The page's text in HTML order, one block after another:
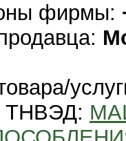
фирмы:
ТНВЭД: